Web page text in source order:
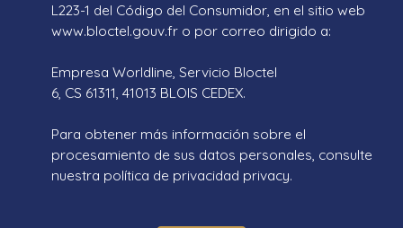
L223-1 del Código del Consumidor, en el sitio web
www.bloctel.gouv.fr o por correo dirigido a:
Empresa Worldline, Servicio Bloctel
6, CS 61311, 41013 BLOIS CEDEX.
Para obtener más información sobre el
procesamiento de sus datos personales, consulte
nuestra política de privacidad privacy.